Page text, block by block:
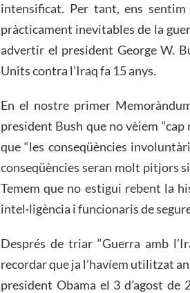
intensificat. Per tant, ens
pràcticament inevitables de la
advertir el president George W.
Units contra l’Iraq fa 15 anys.
En el nostre primer
president Bush que no vèiem
que “les conseqüències
conseqüències seran molt pitjors
Temem que no estigui rebent la
intel·ligència i funcionaris de
Després de triar “Guerra amb
recordar que ja l’havíem utilitzat
president Obama el 3 d’agost de